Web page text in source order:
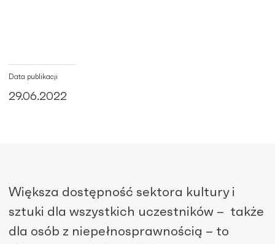
Data publikacji
29.06.2022
Większa dostępność sektora kultury i
sztuki dla wszystkich uczestników – także
dla osób z niepełnosprawnością – to